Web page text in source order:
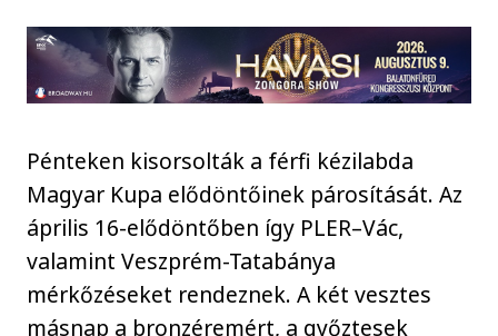
Pénteken kisorsolták a férfi kézilabda
Magyar Kupa elődöntőinek párosítását. Az
április 16-elődöntőben így PLER–Vác,
valamint Veszprém-Tatabánya
mérkőzéseket rendeznek. A két vesztes
másnap a bronzéremért, a győztesek